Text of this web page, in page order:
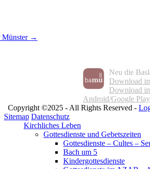
Münster →
Neu die
Download
Download
Android/Google Play
Copyright ©2025 - All Rights Reserved -
Sitemap Datenschutz
Kirchliches Leben
Gottesdienste und Gebetszeiten
Gottesdienste – Cultes –
Bach um 5
Kindergottesdienste